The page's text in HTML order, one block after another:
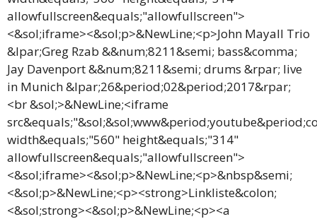
allowfullscreen&equals;"allowfullscreen">
<&sol;iframe><&sol;p>&NewLine;<p>John Mayall Trio
&lpar;Greg Rzab &&num;8211&semi; bass&comma;
Jay Davenport &&num;8211&semi; drums &rpar; live
in Munich &lpar;26&period;02&period;2017&rpar;
<br &sol;>&NewLine;<iframe
width&equals;"560" height&equals;"314"
allowfullscreen&equals;"allowfullscreen">
<&sol;iframe><&sol;p>&NewLine;<p>&nbsp&semi;
<&sol;p>&NewLine;<p><strong>Linkliste&colon;
<&sol;strong><&sol;p>&NewLine;<p><a